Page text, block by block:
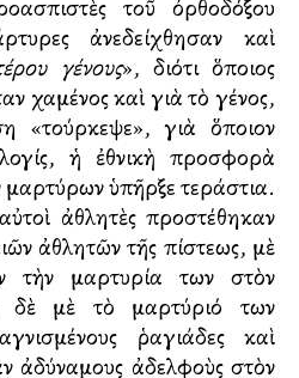
τοῦ ὀρθοδόξου
ἀνεδείχθησαν καὶ
γένους», διότι ὅποιος
χαμένος καὶ γιὰ τὸ γένος,
«τούρκεψε», γιὰ ὅποιον
ἡ ἐθνικὴ προσφορὰ
μαρτύρων ὑπῆρξε τεράστια.
ἀθλητὲς προστέθηκαν
ἀθλητῶν τῆς πίστεως, μὲ
τὴν μαρτυρία των στὸν
δὲ μὲ τὸ μαρτύριό των
ῥαγιάδες καὶ
ἀδύναμους ἀδελφοὺς στὸν